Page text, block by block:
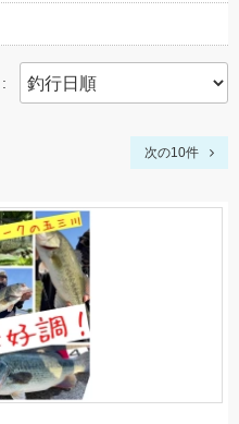
次の10件